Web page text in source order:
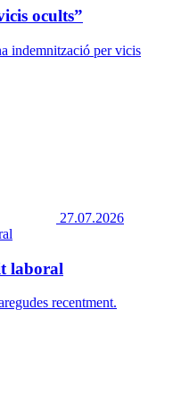
ocults”
indemnització per vicis
27.07.2026
laboral
recentment.